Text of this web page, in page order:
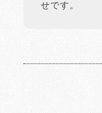
せです。